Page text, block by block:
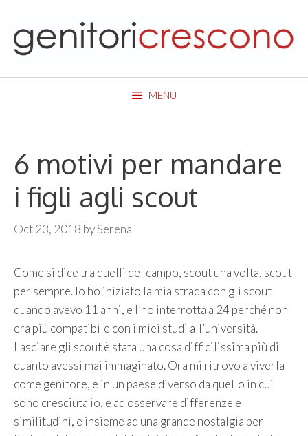
content
MENU
6 motivi per mandare
i figli agli scout
Oct 23, 2018 bySerena
Come si dice tra quelli del campo, scout una volta, scout
per sempre. Io ho iniziato la mia strada con gli scout
quando avevo 11 anni, e l’ho interrotta a 24 perché non
era più compatibile con i miei studi all’università.
Lasciare gli scout è stata una cosa difficilissima più di
quanto avessi mai immaginato. Ora mi ritrovo a viverla
come genitore, e in un paese diverso da quello in cui
sono cresciuta io, e ad osservare differenze e
similitudini, e insieme ad una grande nostalgia per